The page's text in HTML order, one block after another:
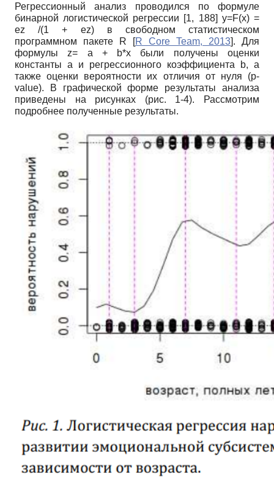
Регрессионный анализ проводился по формуле
бинарной логистической регрессии [1, 188] y=F(x) =
ez /(1 + ez) в свободном статистическом
программном пакете
R [R Core Team, 2013]. Для
формулыz= a + b*x были получены оценки
константы a и регрессионного коэффициента b, а
также оценки вероятности их отличия от нуля (p-
value). В графической форме результаты анализа
приведены на рисунках (рис. 1-4). Рассмотрим
подробнее полученные результаты.